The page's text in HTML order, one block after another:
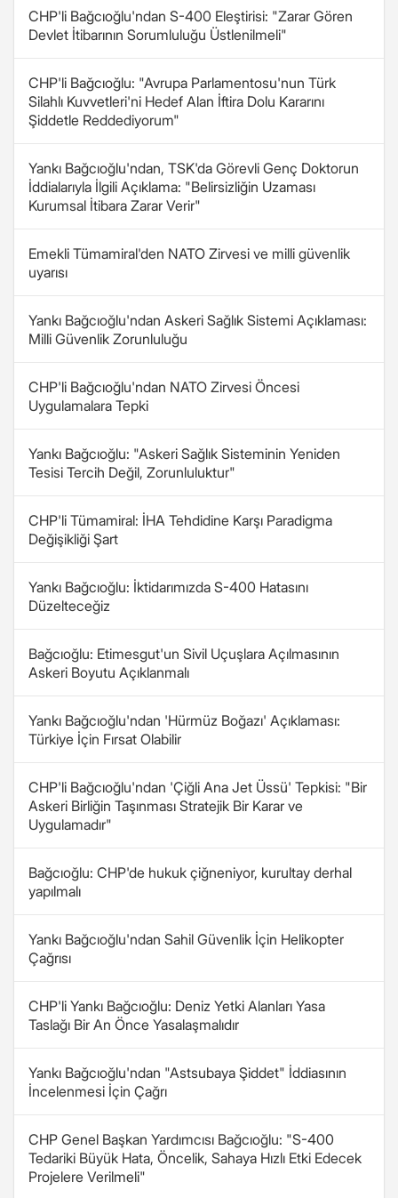
CHP'li Bağcıoğlu'ndan S-400 Eleştirisi: "Zarar Gören
Devlet İtibarının Sorumluluğu Üstlenilmeli"
CHP'li Bağcıoğlu: "Avrupa Parlamentosu'nun Türk
Silahlı Kuvvetleri'ni Hedef Alan İftira Dolu Kararını
Şiddetle Reddediyorum"
Yankı Bağcıoğlu'ndan, TSK'da Görevli Genç Doktorun
İddialarıyla İlgili Açıklama: "Belirsizliğin Uzaması
Kurumsal İtibara Zarar Verir"
Emekli Tümamiral'den NATO Zirvesi ve milli güvenlik
uyarısı
Yankı Bağcıoğlu'ndan Askeri Sağlık Sistemi Açıklaması:
Milli Güvenlik Zorunluluğu
CHP'li Bağcıoğlu'ndan NATO Zirvesi Öncesi
Uygulamalara Tepki
Yankı Bağcıoğlu: "Askeri Sağlık Sisteminin Yeniden
Tesisi Tercih Değil, Zorunluluktur"
CHP'li Tümamiral: İHA Tehdidine Karşı Paradigma
Değişikliği Şart
Yankı Bağcıoğlu: İktidarımızda S-400 Hatasını
Düzelteceğiz
Bağcıoğlu: Etimesgut'un Sivil Uçuşlara Açılmasının
Askeri Boyutu Açıklanmalı
Yankı Bağcıoğlu'ndan 'Hürmüz Boğazı' Açıklaması:
Türkiye İçin Fırsat Olabilir
CHP'li Bağcıoğlu'ndan 'Çiğli Ana Jet Üssü' Tepkisi: "Bir
Askeri Birliğin Taşınması Stratejik Bir Karar ve
Uygulamadır"
Bağcıoğlu: CHP'de hukuk çiğneniyor, kurultay derhal
yapılmalı
Yankı Bağcıoğlu'ndan Sahil Güvenlik İçin Helikopter
Çağrısı
CHP'li Yankı Bağcıoğlu: Deniz Yetki Alanları Yasa
Taslağı Bir An Önce Yasalaşmalıdır
Yankı Bağcıoğlu'ndan "Astsubaya Şiddet" İddiasının
İncelenmesi İçin Çağrı
CHP Genel Başkan Yardımcısı Bağcıoğlu: "S-400
Tedariki Büyük Hata, Öncelik, Sahaya Hızlı Etki Edecek
Projelere Verilmeli"